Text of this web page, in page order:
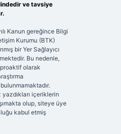
ve tavsiye
Kanun gereğince Bilgi
Kurumu (BTK)
bir Yer Sağlayıcı
Bu nedenle,
olarak
içeriklerin
olup, siteye üye
kabul etmiş